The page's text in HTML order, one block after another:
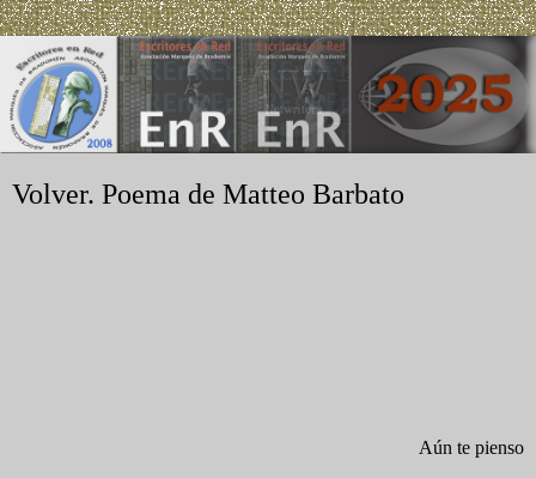
Volver. Poema de Matteo Barbato
Aún te pienso